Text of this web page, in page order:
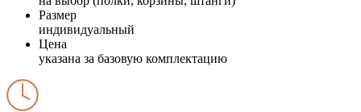
Размер
индивидуальный
Цена
указана за базовую комплектацию